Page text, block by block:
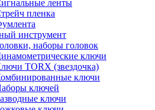
ленты
пленка
инструмент
наборы головок
ключи
TORX (звездочка)
ключи
ключей
ключи